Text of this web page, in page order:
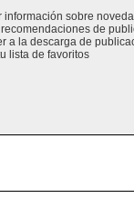
información sobre
de
a la descarga de